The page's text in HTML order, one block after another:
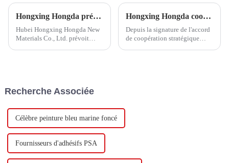
Hongxing Hongda prévoit d'investir 1,6 milliard de yuans pour construire une nouvelle usine de production d'émulsion d'une capacité de production de 510 000 tonnes par an.
Hubei Hongxing Hongda New
Materials Co., Ltd. prévoit
base d'eau et 60 000 tonnes de
Hongxing Hongda coopère avec Keshun Waterproof Technology Co., Ltd pour apporter un nouvel avenir à l'industrie
Depuis la signature de l'accord
de coopération stratégique
Recherche Associée
Célèbre peinture bleu marine foncé
Fournisseurs d'adhésifs PSA